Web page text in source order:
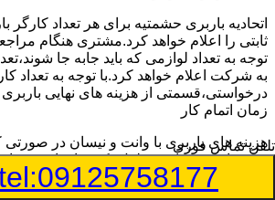
اتحادیه باربری حشمتیه برای هر تعداد کارگر
ثابتی را اعلام خواهد کرد.مشتری هنگام
توجه به تعداد لوازمی که باید جابه جا
به شرکت اعلام خواهد کرد.با توجه به تعداد
درخواستی،قسمتی از هزینه های نهایی
زمان اتمام کار
هزینه های باربری با وانت و نیسان در
بیشتر از سه ساعت طول بکشد،افزایش
زمان به صورت استادندارد توسط اتحادیه
است.عواملی مثل آب وهوا،ترافیک،شرایط
تلفن تماس فوری